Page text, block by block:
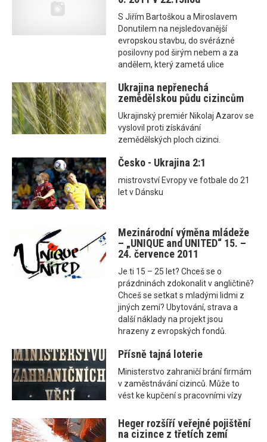
S Jiřím Bartoškou a Miroslavem
Donutilem na nejsledovanější
evropskou stavbu, do svérázné
posilovny pod širým nebem a za
andělem, který zametá ulice
Ukrajina nepřenechá
zemědělskou půdu cizincům
Ukrajinský premiér Nikolaj Azarov se
vyslovil proti získávání
zemědělských ploch cizinci.
Česko - Ukrajina 2:1
mistrovství Evropy ve fotbale do 21
let v Dánsku
Mezinárodní výměna mládeže
– „UNIQUE and UNITED“ 15. –
24. července 2011
Je ti 15 – 25 let? Chceš se o
prázdninách zdokonalit v angličtině?
Chceš se setkat s mladými lidmi z
jiných zemí? Ubytování, strava a
další náklady na projekt jsou
hrazeny z evropských fondů.
Přísně tajná loterie
Ministerstvo zahraničí brání firmám
v zaměstnávání cizinců. Může to
vést ke kupčení s pracovními vízy
Heger rozšíří veřejné pojištění
na cizince z třetích zemí